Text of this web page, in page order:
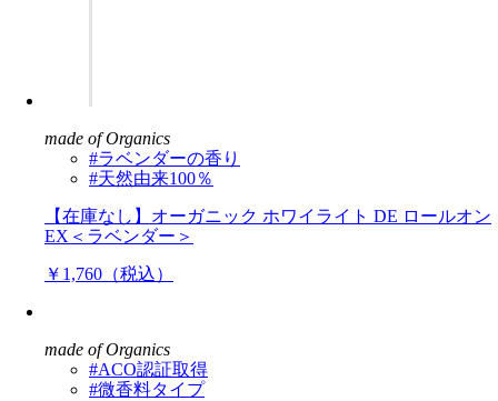
made of Organics
#ラベンダーの香り
#天然由来100％
【在庫なし】オーガニック ホワイライト DE ロールオン
EX＜ラベンダー＞
￥1,760（税込）
made of Organics
#ACO認証取得
#微香料タイプ